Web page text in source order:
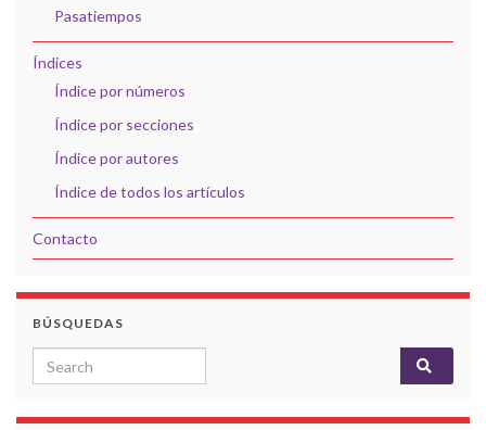
Pasatiempos
Índices
Índice por números
Índice por secciones
Índice por autores
Índice de todos los artículos
Contacto
BÚSQUEDAS